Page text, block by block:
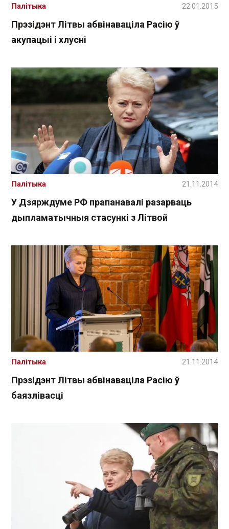
Прэзідэнт Літвы абвінаваціла Расію ў
акупацыі і хлусні
Палітыка 22.01.2015
У Дзярждуме РФ прапанавалі разарваць
дыпламатычныя стасункі з Літвой
Палітыка 21.11.2014
Прэзідэнт Літвы абвінаваціла Расію ў
баязлівасці
Палітыка 21.11.2014